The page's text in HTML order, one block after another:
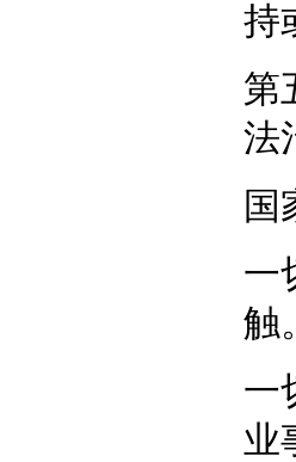
持
第
法
国
一
触。
一
业